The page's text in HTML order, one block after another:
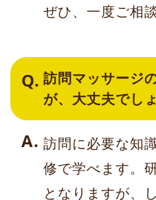
ぜひ、一度ご相
訪問マッサージ
が、大丈夫でし
訪問に必要な知
修で学べます。
となりますが、